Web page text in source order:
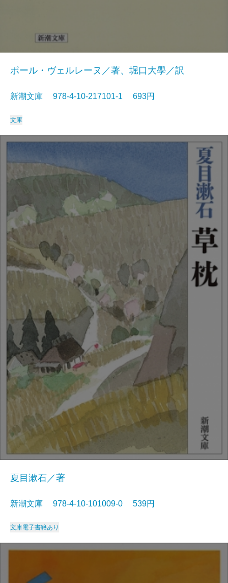
ポール・ヴェルレーヌ／著、堀口大學／訳
新潮文庫 978-4-10-217101-1 693円
文庫
夏目漱石／著
新潮文庫 978-4-10-101009-0 539円
文庫電子書籍あり